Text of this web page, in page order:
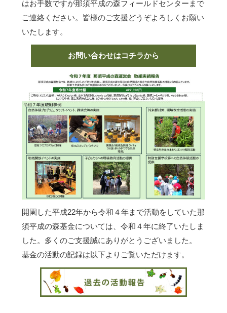
はお手数ですが那須平成の森フィールドセンターまで
ご連絡ください。皆様のご支援どうぞよろしくお願い
いたします。
お問い合わせはコチラから
開園した平成22年から令和４年まで活動をしていた那
須平成の森基金については、令和４年に終了いたしま
した。多くのご支援誠にありがとうございました。
基金の活動の記録は以下よりご覧いただけます。